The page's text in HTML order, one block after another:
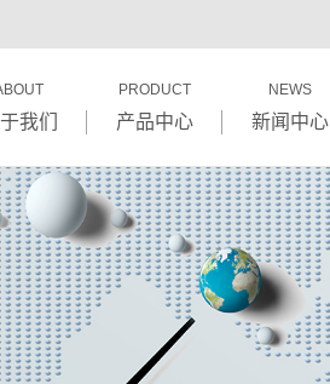
我们
PRODUCT
产品中心
NEWS
新闻中心